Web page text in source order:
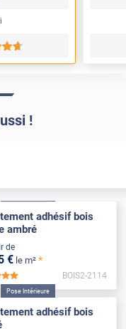
*****
!
adhésif bois
ambré
de
€ le m² *
BOIS2-2114
Pose Intérieure
adhésif bois